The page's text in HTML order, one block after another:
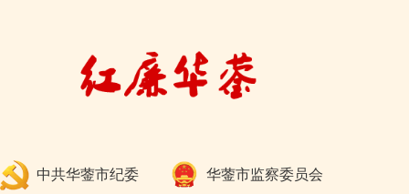
中共华蓥市纪委 华蓥市监察委员会